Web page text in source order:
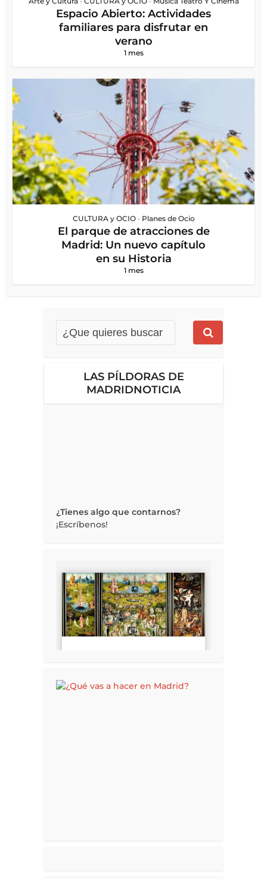
Espacio Abierto: Actividades
familiares para disfrutar en
verano
1 mes
CULTURA y OCIO • Planes de Ocio
El parque de atracciones de
Madrid: Un nuevo capítulo
en su Historia
1 mes
LAS PÍLDORAS DE
MADRIDNOTICIA
¿Tienes algo que contarnos?
¡Escríbenos!